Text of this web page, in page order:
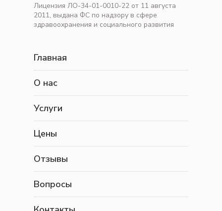
Лицензия ЛО-34-01-0010-22 от 11 августа
2011, выдана ФС по надзору в сфере
здравоохранения и социального развития
Главная
О нас
Услуги
Цены
Отзывы
Вопросы